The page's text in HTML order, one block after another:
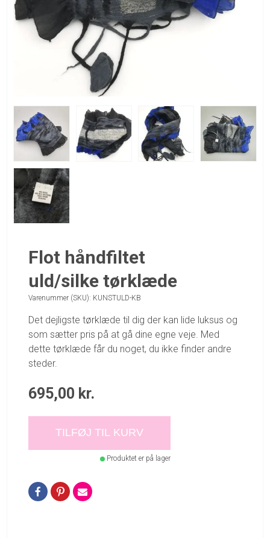
Flot håndfiltet
uld/silke tørklæde
Varenummer (SKU): KUNSTULD-KB
Det dejligste tørklæde til dig der kan lide luksus og
som sætter pris på at gå dine egne veje. Med
dette tørklæde får du noget, du ikke finder andre
steder.
695,00 kr.
Produktet er på lager
TILFØJ TIL KURV